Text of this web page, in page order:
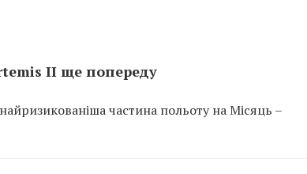
II ще попереду
частина польоту на Місяць –